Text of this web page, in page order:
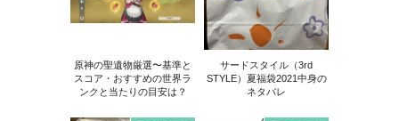
原神の聖遺物厳選〜基準と
スコア・おすすめの世界ラ
ンクと当たりの目安は？
サードスタイル（3rd
STYLE）夏福袋2021中身の
ネタバレ